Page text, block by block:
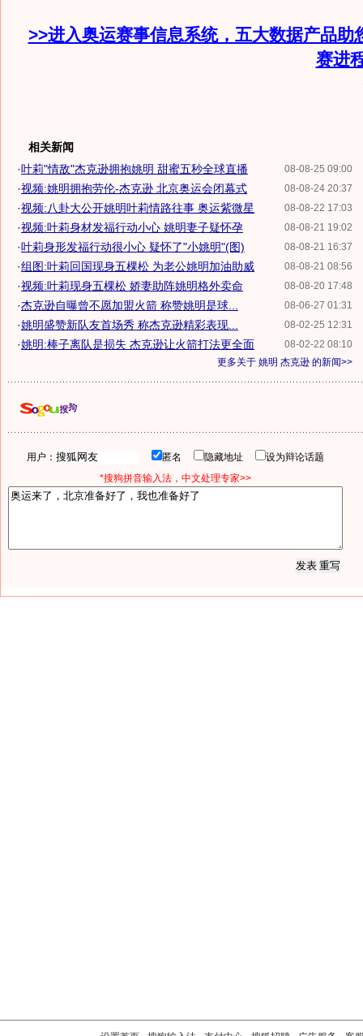
>>进入奥运赛事信息系统，五大数据产品助
赛进
相关新闻
08-08-25 09:00
·叶莉"情敌"杰克逊拥抱姚明 甜蜜五秒全球直播
08-08-24 20:37
·视频:姚明拥抱劳伦-杰克逊 北京奥运会闭幕式
08-08-22 17:03
·视频:八卦大公开姚明叶莉情路往事 奥运紫微星
08-08-21 19:02
·视频:叶莉身材发福行动小心 姚明妻子疑怀孕
08-08-21 16:37
·叶莉身形发福行动很小心 疑怀了"小姚明"(图)
08-08-21 08:56
·组图:叶莉回国现身五棵松 为老公姚明加油助威
08-08-20 17:48
·视频:叶莉现身五棵松 娇妻助阵姚明格外卖命
08-06-27 01:31
·杰克逊自曝曾不愿加盟火箭 称赞姚明是球...
08-02-25 12:31
·姚明盛赞新队友首场秀 称杰克逊精彩表现...
08-02-22 08:10
·姚明:棒子离队是损失 杰克逊让火箭打法更全面
更多关于 姚明 杰克逊 的新闻>>
用户： 匿名 隐藏地址
设为辩论话题
*搜狗拼音输入法，中文处理专家>>